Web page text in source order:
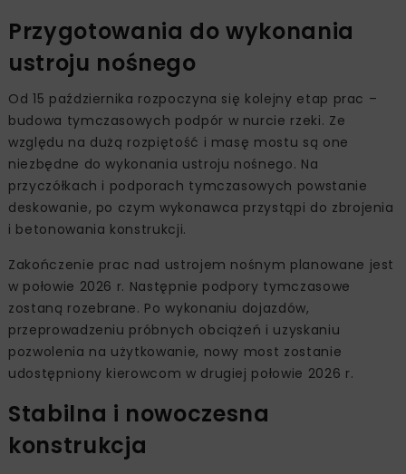
Przygotowania do wykonania
ustroju nośnego
Od 15 października rozpoczyna się kolejny etap prac –
budowa tymczasowych podpór w nurcie rzeki. Ze
względu na dużą rozpiętość i masę mostu są one
niezbędne do wykonania ustroju nośnego. Na
przyczółkach i podporach tymczasowych powstanie
deskowanie, po czym wykonawca przystąpi do zbrojenia
i betonowania konstrukcji.
Zakończenie prac nad ustrojem nośnym planowane jest
w połowie 2026 r. Następnie podpory tymczasowe
zostaną rozebrane. Po wykonaniu dojazdów,
przeprowadzeniu próbnych obciążeń i uzyskaniu
pozwolenia na użytkowanie, nowy most zostanie
udostępniony kierowcom w drugiej połowie 2026 r.
Stabilna i nowoczesna
konstrukcja